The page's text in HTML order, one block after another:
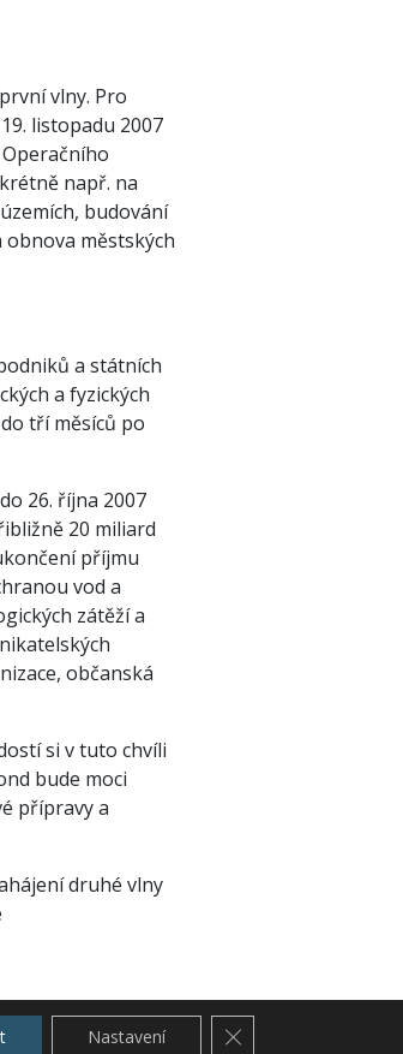
vlny. Pro
listopadu 2007
např. na
budování
městských
a státních
a fyzických
tří měsíců po
26. října 2007
20 miliard
příjmu
vod a
zátěží a
občanská
si v tuto chvíli
bude moci
přípravy a
druhé vlny
pomáhat
poradí a
Nastavení Zavřít cookie lištu